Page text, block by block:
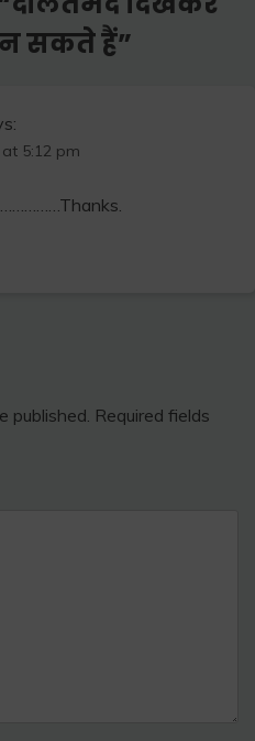
सकते हैं”
5:12 pm
……………Thanks.
published. Required fields